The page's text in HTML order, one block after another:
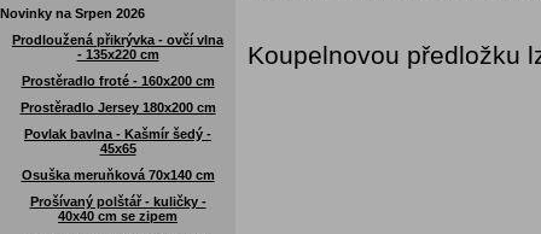
Novinky na Srpen 2026
Prodloužená přikrývka - ovčí vlna
- 135x220 cm
Prostěradlo froté - 160x200 cm
Prostěradlo Jersey 180x200 cm
Povlak bavlna - Kašmír šedý -
45x65
Osuška meruňková 70x140 cm
Prošívaný polštář - kuličky -
40x40 cm se zipem
Koupelnovou předložku